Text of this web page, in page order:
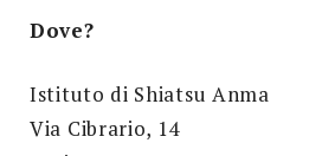
Dove?
Istituto di Shiatsu Anma
Via Cibrario, 14